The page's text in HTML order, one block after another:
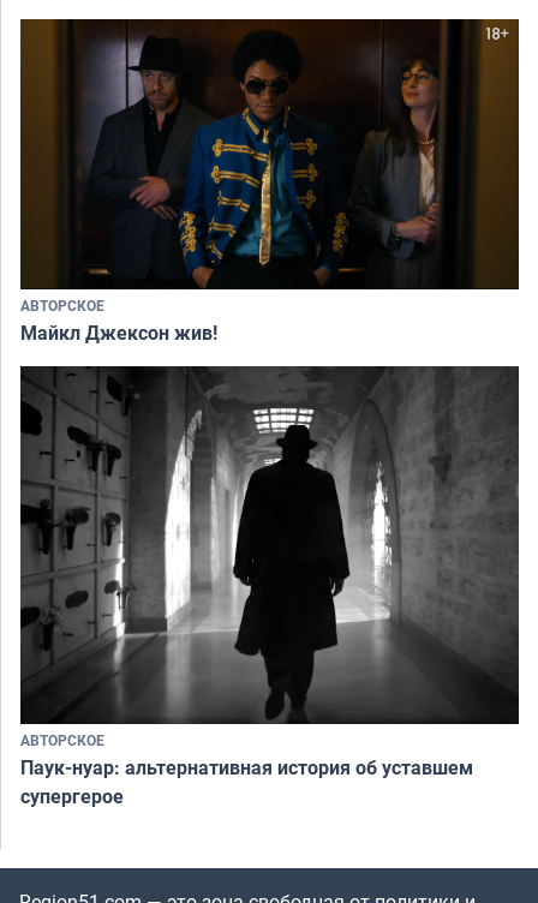
АВТОРСКОЕ
Майкл Джексон жив!
АВТОРСКОЕ
Паук-нуар: альтернативная история об уставшем
супергерое